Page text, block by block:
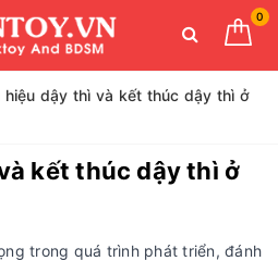
0
hiệu dậy thì và kết thúc dậy thì ở
kết thúc dậy thì ở
trong quá trình phát triển, đánh